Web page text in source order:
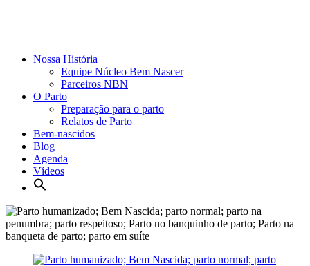
Nossa História
Equipe Núcleo Bem Nascer
Parceiros NBN
O Parto
Preparação para o parto
Relatos de Parto
Bem-nascidos
Blog
Agenda
Vídeos